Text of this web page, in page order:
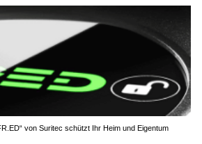
von Suritec schützt Ihr Heim und Eigentum